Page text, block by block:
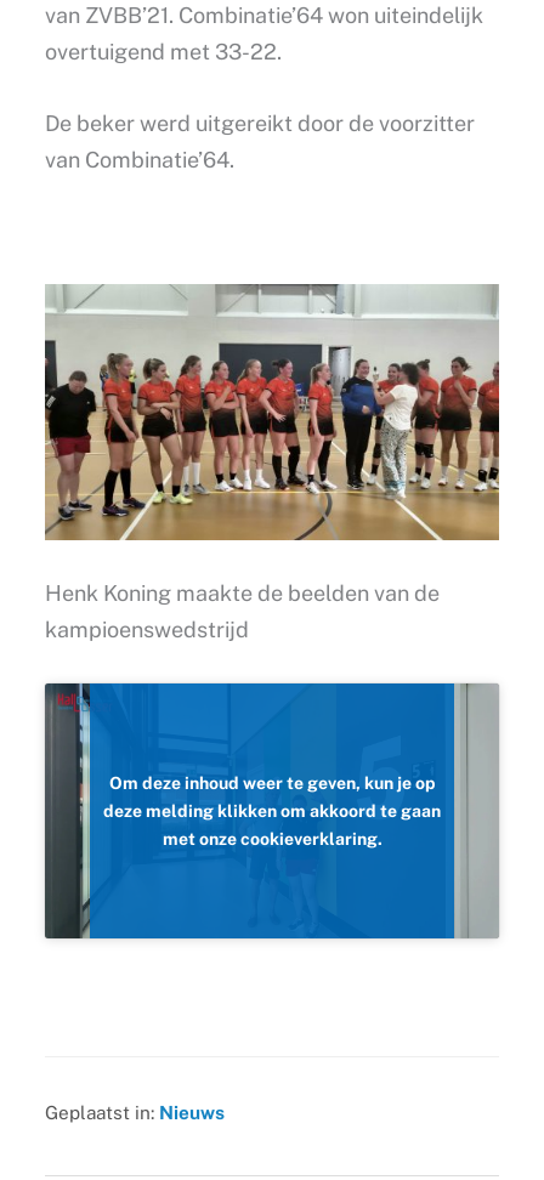
van ZVBB’21. Combinatie’64 won uiteindelijk
overtuigend met 33-22.
De beker werd uitgereikt door de voorzitter
van Combinatie’64.
Henk Koning maakte de beelden van de
kampioenswedstrijd
Om deze inhoud weer te geven, kun je op
deze melding klikken om akkoord te gaan
met onze cookieverklaring.
Geplaatst in: Nieuws